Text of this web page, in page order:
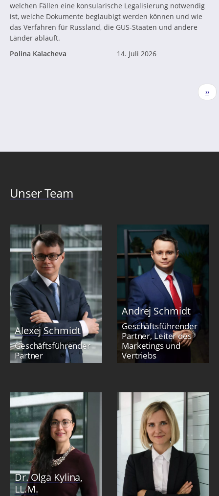
welchen Fällen eine konsularische Legalisierung notwendig
ist, welche Dokumente beglaubigt werden können und wie
das Verfahren für Russland, die GUS-Staaten und andere
Länder abläuft.
Polina Kalacheva
14. Juli 2026
››
Unser Team
Alexej Schmidt
Geschäftsführender
Partner
Andrej Schmidt
Geschäftsführender
Partner, Leiter des
Marketings und
Vertriebs
Dr. Olga Kylina,
LL.M.